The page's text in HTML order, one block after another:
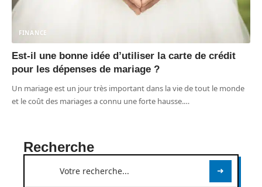
FINANCE
Est-il une bonne idée d’utiliser la carte de crédit
pour les dépenses de mariage ?
Un mariage est un jour très important dans la vie de tout le monde
et le coût des mariages a connu une forte hausse.…
Recherche